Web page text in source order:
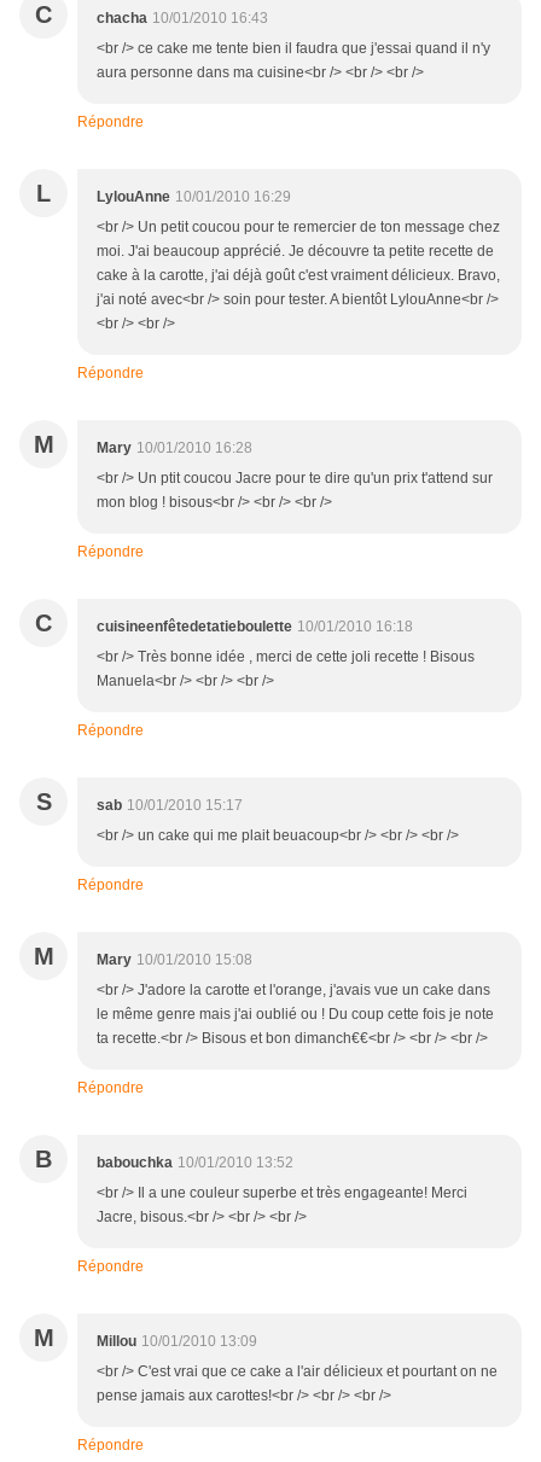
C chacha 10/01/2010 16:43
<br /> ce cake me tente bien il faudra que j'essai quand il n'y
aura personne dans ma cuisine<br /> <br /> <br />
Répondre
L LylouAnne 10/01/2010 16:29
<br /> Un petit coucou pour te remercier de ton message chez
moi. J'ai beaucoup apprécié. Je découvre ta petite recette de
cake à la carotte, j'ai déjà goût c'est vraiment délicieux. Bravo,
j'ai noté avec<br /> soin pour tester. A bientôt LylouAnne<br />
<br /> <br />
Répondre
M Mary 10/01/2010 16:28
<br /> Un ptit coucou Jacre pour te dire qu'un prix t'attend sur
mon blog ! bisous<br /> <br /> <br />
Répondre
C cuisineenfêtedetatieboulette 10/01/2010 16:18
<br /> Très bonne idée , merci de cette joli recette ! Bisous
Manuela<br /> <br /> <br />
Répondre
S sab 10/01/2010 15:17
<br /> un cake qui me plait beuacoup<br /> <br /> <br />
Répondre
M Mary 10/01/2010 15:08
<br /> J'adore la carotte et l'orange, j'avais vue un cake dans
le même genre mais j'ai oublié ou ! Du coup cette fois je note
ta recette.<br /> Bisous et bon dimanch€€<br /> <br /> <br />
Répondre
B babouchka 10/01/2010 13:52
<br /> Il a une couleur superbe et très engageante! Merci
Jacre, bisous.<br /> <br /> <br />
Répondre
M Millou 10/01/2010 13:09
<br /> C'est vrai que ce cake a l'air délicieux et pourtant on ne
pense jamais aux carottes!<br /> <br /> <br />
Répondre